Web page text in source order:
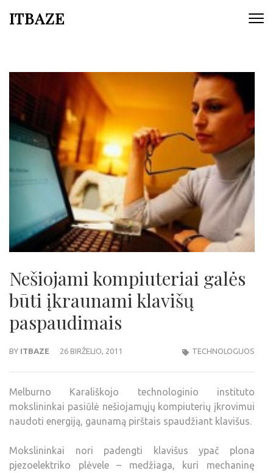
ITBAZE
Nešiojami kompiuteriai galės
būti įkraunami klavišų
paspaudimais
BY ITBAZE 26 BIRŽELIO, 2011 TECHNOLOGIJOS
Melburno Karališkojo technologinio instituto
mokslininkai pasiūlė nešiojamųjų kompiuterių įkrovimui
naudoti energiją, gaunamą pirštais spaudžiant klavišus.
Mokslininkai nori padengti klavišus ypač plona
pjezoelektriko plėvele – medžiaga, kuri mechaninę